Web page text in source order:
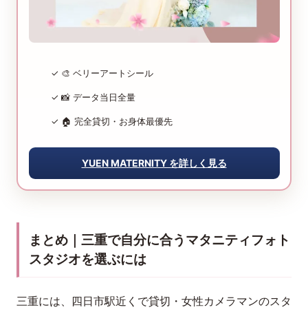
✓ 🎨 ベリーアートシール
✓ 📸 データ当日全量
✓ 🏠 完全貸切・お身体最優先
YUEN MATERNITY を詳しく見る
まとめ｜三重で自分に合うマタニティフォト
スタジオを選ぶには
三重には、四日市駅近くで貸切・女性カメラマンのスタ